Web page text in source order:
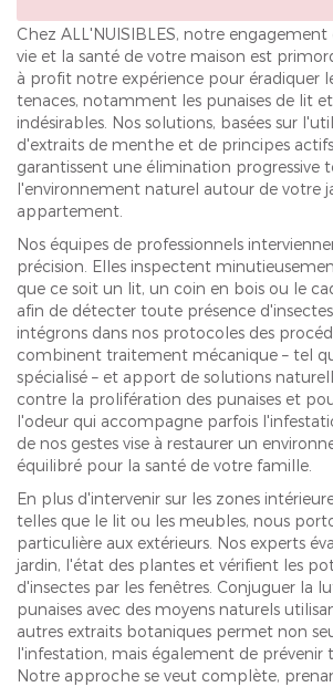
Chez ALL'NUISIBLES, notre
vie et la santé de votre maison est
à profit notre expérience pour éradiquer
tenaces, notamment les punaises de lit
indésirables. Nos solutions, basées sur
d'extraits de menthe et de principes
garantissent une élimination progressive
l'environnement naturel autour de votre
appartement.
Nos équipes de professionnels
précision. Elles inspectent
que ce soit un lit, un coin en bois ou le
afin de détecter toute présence
intégrons dans nos protocoles des
combinent traitement mécanique – tel
spécialisé – et apport de solutions
contre la prolifération des punaises et
l'odeur qui accompagne parfois
de nos gestes vise à restaurer un
équilibré pour la santé de votre famille.
En plus d'intervenir sur les zones
telles que le lit ou les meubles, nous
particulière aux extérieurs. Nos experts
jardin, l'état des plantes et vérifient les
d'insectes par les fenêtres. Conjuguer la
punaises avec des moyens naturels
autres extraits botaniques permet non
l'infestation, mais également de prévenir
Notre approche se veut complète,